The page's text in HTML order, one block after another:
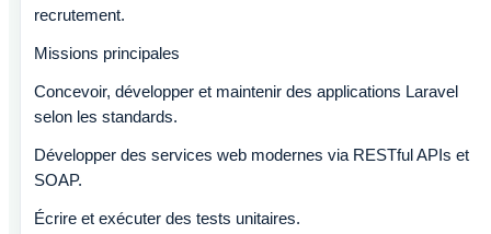
recrutement.
Missions principales
Concevoir, développer et maintenir des applications Laravel
selon les standards.
Développer des services web modernes via RESTful APIs et
SOAP.
Écrire et exécuter des tests unitaires.